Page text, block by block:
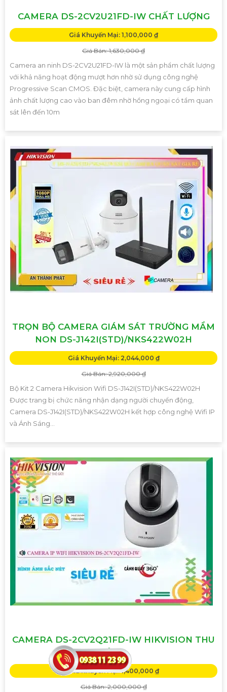
CAMERA DS-2CV2U21FD-IW CHẤT LƯỢNG
Giá Khuyến Mại: 1,100,000 ₫
Giá Bán: 1,630,000 ₫
Camera an ninh DS-2CV2U21FD-IW là một sản phẩm chất lượng
với khả năng hoạt động mượt hơn nhờ sử dụng công nghệ
Progressive Scan CMOS. Đặc biệt, camera này cung cấp hình
ảnh chất lượng cao vào ban đêm nhờ hồng ngoại có tầm quan
sát lên đến 10m
TRỌN BỘ CAMERA GIÁM SÁT TRƯỜNG MẦM
NON DS-J142I(STD)/NKS422W02H
Giá Khuyến Mại: 2,044,000 ₫
Giá Bán: 2,920,000 ₫
Bộ Kit 2 Camera Hikvision Wifi DS-J142I(STD)/NKS422W02H
Được trang bị chức năng nhận dạng người chuyển động,
Camera DS-J142I(STD)/NKS422W02H kết hợp công nghệ Wifi IP
và Ánh Sáng...
CAMERA DS-2CV2Q21FD-IW HIKVISION THU
ÂM
Giá Khuyến Mại: 1,400,000 ₫
Giá Bán: 2,000,000 ₫